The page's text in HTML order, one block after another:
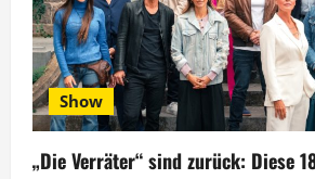
Show
„Die Verräter“ sind zurück: Diese